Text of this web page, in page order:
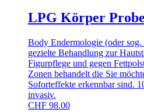
LPG Körper
Body Endermologie (oder
gezielte Behandlung zur
Figurpflege und gegen
Zonen behandelt die Sie
Soforteffekte erkennbar sind.
invasiv.
CHF 98.00